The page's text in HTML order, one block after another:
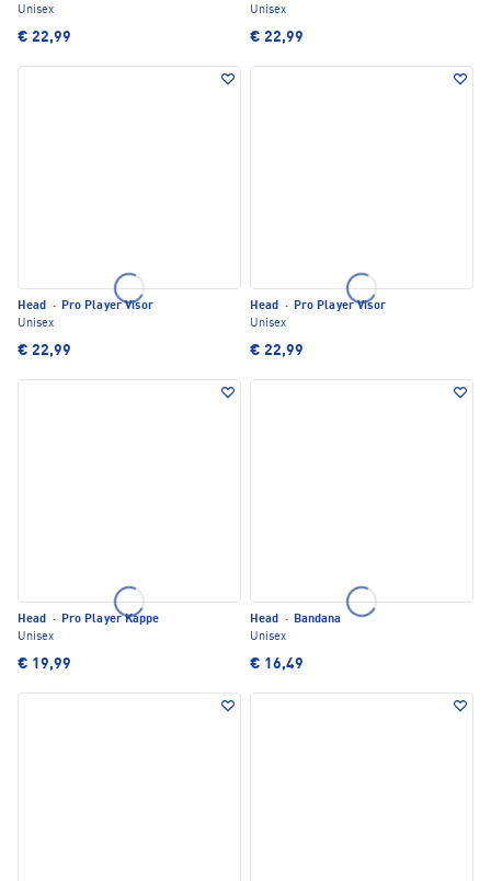
Unisex
€ 22,99
Unisex
€ 22,99
Head · Pro Player Visor
Unisex
€ 22,99
Head · Pro Player Visor
Unisex
€ 22,99
Head · Pro Player Kappe
Unisex
€ 19,99
Head · Bandana
Unisex
€ 16,49